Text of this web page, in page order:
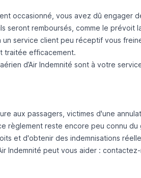
occasionné, vous avez dû engager
seront remboursés, comme le prévoit
service client peu réceptif vous
traitée efficacement.
d’Air Indemnité sont à votre
aux passagers, victimes d'une
règlement reste encore peu connu
et d'obtenir des indemnisations
Air Indemnité peut vous aider : contactez-